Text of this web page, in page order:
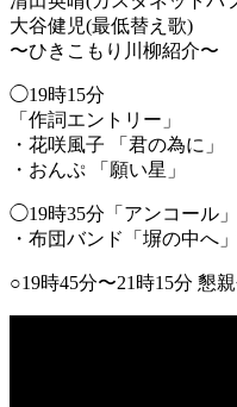
大谷健児(最低替え歌)
〜ひきこもり川柳紹介〜
◯19時15分
「作詞エントリー」
・花咲風子 「君の為に」
・おんぷ 「願い星」
◯19時35分「アンコール
・布団バンド「塀の中へ
○19時45分〜21時15分 懇